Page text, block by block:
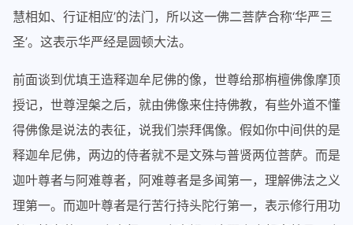
慧相如、行证相应’的法门，所以这一佛二菩萨合称‘华严三
圣’。这表示华严经是圆顿大法。
前面谈到优填王造释迦牟尼佛的像，世尊给那栴檀佛像摩顶
授记，世尊涅槃之后，就由佛像来住持佛教，有些外道不懂
得佛像是说法的表征，说我们崇拜偶像。假如你中间供的是
释迦牟尼佛，两边的侍者就不是文殊与普贤两位菩萨。而是
迦叶尊者与阿难尊者，阿难尊者是多闻第一，理解佛法之义
理第一。而迦叶尊者是行苦行持头陀行第一，表示修行用功